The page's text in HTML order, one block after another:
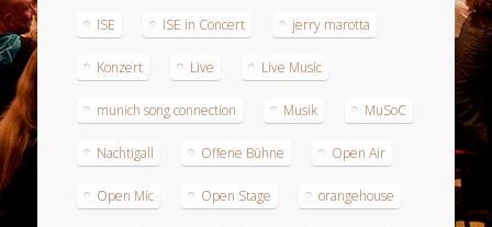
ISE ISE in Concert jerry marotta
Konzert Live Live Music
munich song connection Musik MuSoC
Nachtigall Offene Bühne Open Air
Open Mic Open Stage orangehouse